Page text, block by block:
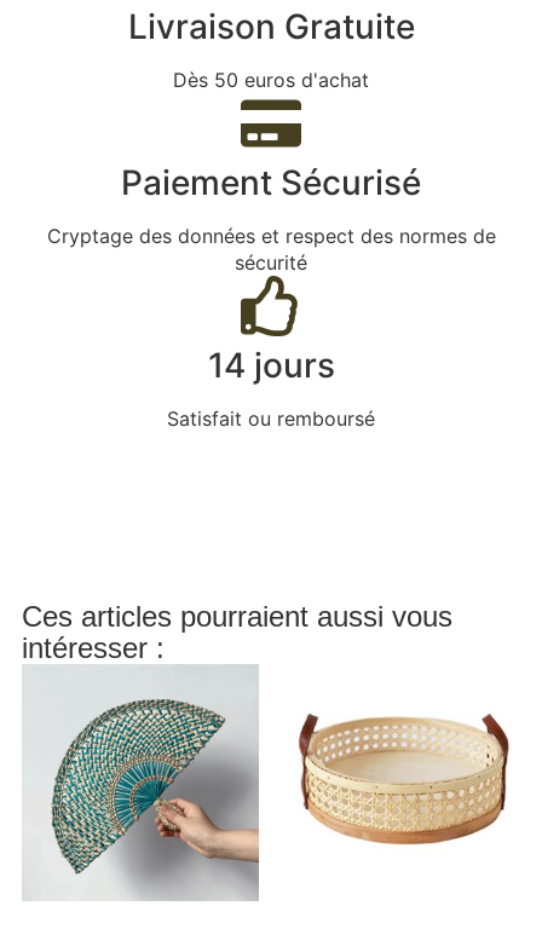
Livraison Gratuite
Dès 50 euros d'achat
Paiement Sécurisé
Cryptage des données et respect des normes de
sécurité
14 jours
Satisfait ou remboursé
Ces articles pourraient aussi vous
intéresser :